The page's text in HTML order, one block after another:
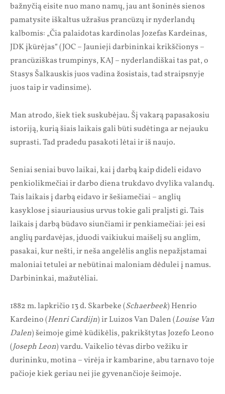
bažnyčią eisite nuo mano namų, jau ant šoninės sienos
pamatysite iškaltus užrašus prancūzų ir nyderlandų
kalbomis: „Čia palaidotas kardinolas Jozefas Kardeinas,
JDK įkūrėjas“ (JOC – Jaunieji darbininkai krikščionys –
prancūziškas trumpinys, KAJ – nyderlandiškai tas pat, o
Stasys Šalkauskis juos vadina žosistais, tad straipsnyje
juos taip ir vadinsime).
Man atrodo, šiek tiek suskubėjau. Šį vakarą papasakosiu
istoriją, kurią šiais laikais gali būti sudėtinga ar nejauku
suprasti. Tad pradedu pasakoti lėtai ir iš naujo.
Seniai seniai buvo laikai, kai į darbą kaip dideli eidavo
penkiolikmečiai ir darbo diena trukdavo dvylika valandų.
Tais laikais į darbą eidavo ir šešiamečiai – anglių
kasyklose į siauriausius urvus tokie gali pralįsti gi. Tais
laikais į darbą būdavo siunčiami ir penkiamečiai: jei esi
anglių pardavėjas, įduodi vaikiukui maišelį su anglim,
pasakai, kur nešti, ir neša angelėlis anglis nepažįstamai
maloniai tetulei ar nebūtinai maloniam dėdulei į namus.
Darbininkai, mažutėliai.
1882 m. lapkričio 13 d. Skarbeke (Schaerbeek) Henrio
Kardeino (Henri Cardijn) ir Luizos Van Dalen (Louise Van
Dalen) šeimoje gimė kūdikėlis, pakrikštytas Jozefo Leono
(Joseph Leon) vardu. Vaikelio tėvas dirbo vežiku ir
durininku, motina – virėja ir kambarine, abu tarnavo toje
pačioje kiek geriau nei jie gyvenančioje šeimoje.